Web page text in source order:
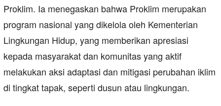
Proklim. Ia menegaskan bahwa Proklim merupakan
program nasional yang dikelola oleh Kementerian
Lingkungan Hidup, yang memberikan apresiasi
kepada masyarakat dan komunitas yang aktif
melakukan aksi adaptasi dan mitigasi perubahan iklim
di tingkat tapak, seperti dusun atau lingkungan.